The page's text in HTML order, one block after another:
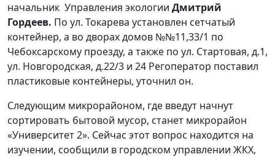
начальник Управления экологии Дмитрий
Гордеев. По ул. Токарева установлен сетчатый
контейнер, а во дворах домов №№11,33/1 по
Чебоксарскому проезду, а также по ул. Стартовая, д.1,
ул. Новгородская, д.22/3 и 24 Регоператор поставил
пластиковые контейнеры, уточнил он.
Следующим микрорайоном, где введут начнут
сортировать бытовой мусор, станет микрорайон
«Университет 2». Сейчас этот вопрос находится на
изучении, сообщили в городском управлении ЖКХ,